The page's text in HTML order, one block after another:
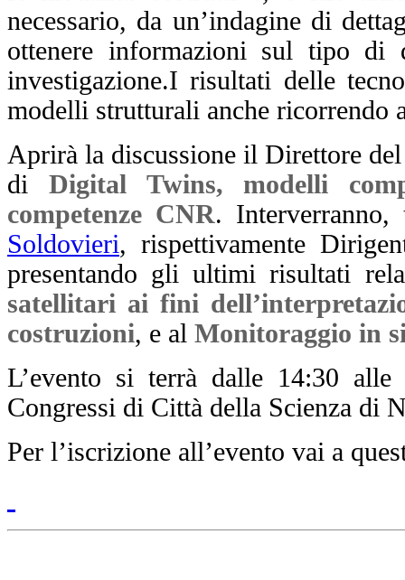
necessario, da un’indagine di
ottenere informazioni sul tipo di
investigazione.I risultati delle
modelli strutturali anche ricorrendo
Aprirà la discussione il Direttore
di Digital Twins, modelli
competenze CNR.
Soldovieri, rispettivamente
presentando gli ultimi risultati
satellitari ai fini
costruzioni, e al Monitoraggio in
L’evento si terrà dalle 14:30
Congressi di Città della Scienza di
Per l’iscrizione all’evento vai a